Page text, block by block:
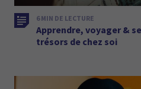
6 MIN DE LECTURE
Apprendre, voyager &
trésors de chez soi